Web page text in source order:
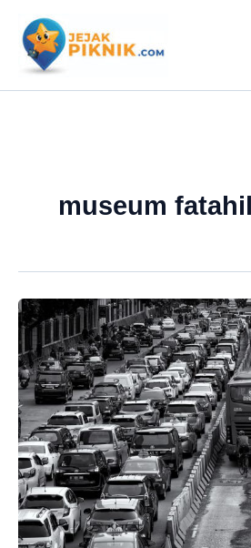
konten
museum